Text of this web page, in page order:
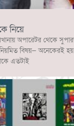
নিয়ে
অপারেটর থেকে
বিষয়— অনেকেরই
এতটাই